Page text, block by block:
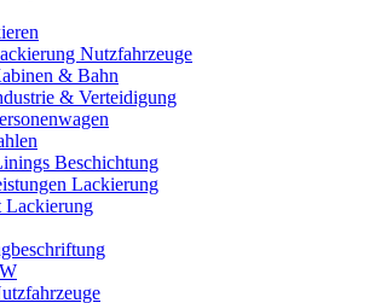
Nutzfahrzeuge
& Bahn
& Verteidigung
Beschichtung
Lackierung
Lackierung